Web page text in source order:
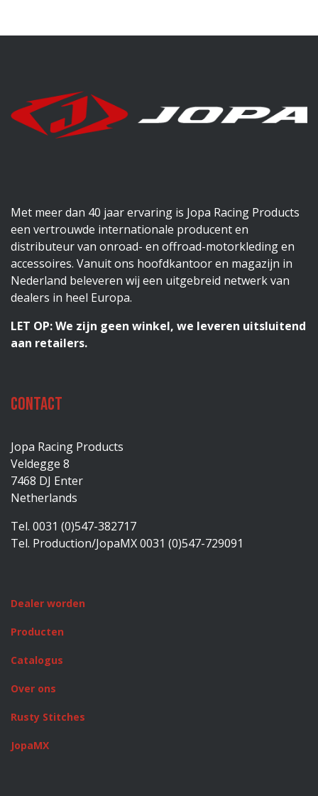
Met meer dan 40 jaar ervaring is Jopa Racing Products
een vertrouwde internationale producent en
distributeur van onroad- en offroad-motorkleding en
accessoires. Vanuit ons hoofdkantoor en magazijn in
Nederland beleveren wij een uitgebreid netwerk van
dealers in heel Europa.
LET OP: We zijn geen winkel, we leveren uitsluitend
aan retailers.
Contact
Jopa Racing Products
Veldegge 8
7468 DJ Enter
Netherlands
Tel. 0031 (0)547-382717
Tel. Production/JopaMX 0031 (0)547-729091
Dealer worden
Producten
Catalogus
Over ons
Rusty Stitches
JopaMX